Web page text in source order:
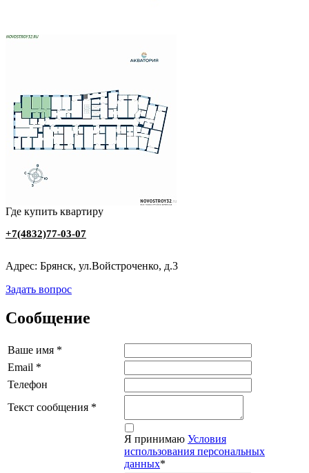
Где купить квартиру
+7(4832)77-03-07
Адрес: Брянск, ул.Войстроченко, д.3
Задать вопрос
Сообщение
Ваше имя *
Email *
Телефон
Текст сообщения *
Я принимаю Условия
использования персональных
данных*